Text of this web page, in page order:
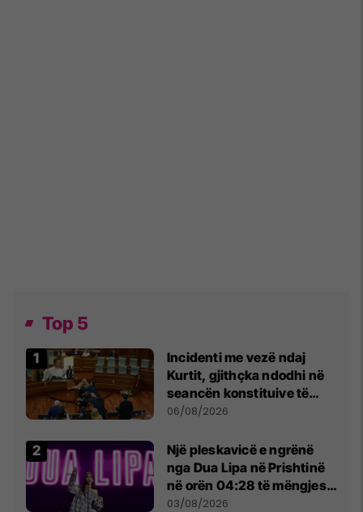
Top 5
Incidenti me vezë ndaj
Kurtit, gjithçka ndodhi në
seancën konstituive të
Kuvendit
06/08/2026
Një pleskavicë e ngrënë
nga Dua Lipa në Prishtinë
në orën 04:28 të mëngjesit
- dhe bota digjitale serbe
03/08/2026